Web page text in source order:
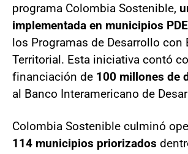
programa Colombia Sostenible,
implementada en municipios
los Programas de Desarrollo con
Territorial. Esta iniciativa contó
financiación de 100 millones de
al Banco Interamericano de
Colombia Sostenible culminó
114 municipios priorizados